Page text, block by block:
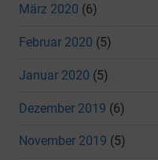
März 2020 (6)
Februar 2020 (5)
Januar 2020 (5)
Dezember 2019 (6)
November 2019 (5)